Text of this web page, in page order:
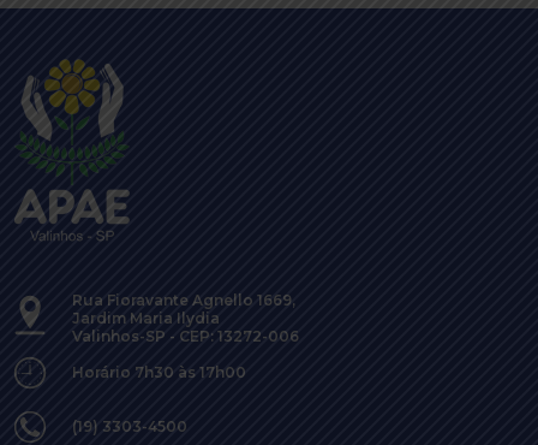
Rua Fioravante Agnello 1669,
Jardim Maria Ilydia
Valinhos-SP - CEP: 13272-006
Horário 7h30 às 17h00
(19) 3303-4500